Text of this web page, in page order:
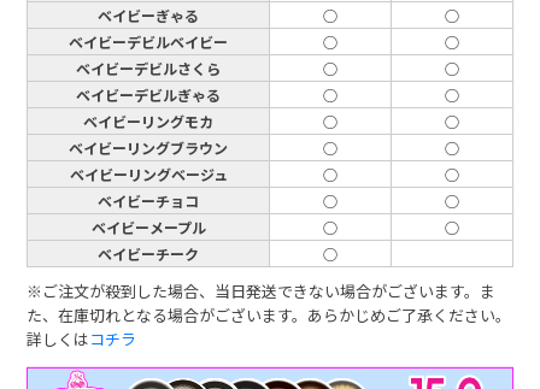
ベイビーぎゃる
○
○
ベイビーデビルベイビー
○
○
ベイビーデビルさくら
○
○
ベイビーデビルぎゃる
○
○
ベイビーリングモカ
○
○
ベイビーリングブラウン
○
○
ベイビーリングベージュ
○
○
ベイビーチョコ
○
○
ベイビーメープル
○
○
ベイビーチーク
○
※ご注文が殺到した場合、当日発送できない場合がございます。ま
た、在庫切れとなる場合がございます。あらかじめご了承ください。
詳しくはコチラ